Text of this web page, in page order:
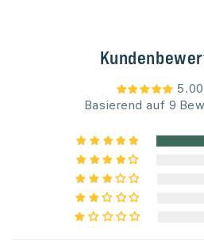
Basierend auf 9